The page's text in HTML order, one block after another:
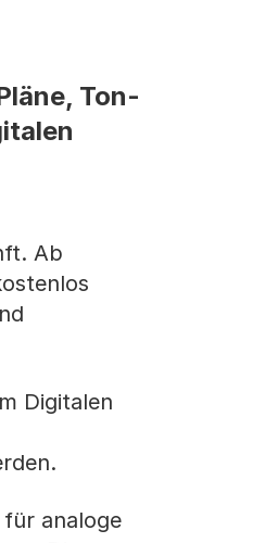
Ton-
Ab
Digitalen
analoge